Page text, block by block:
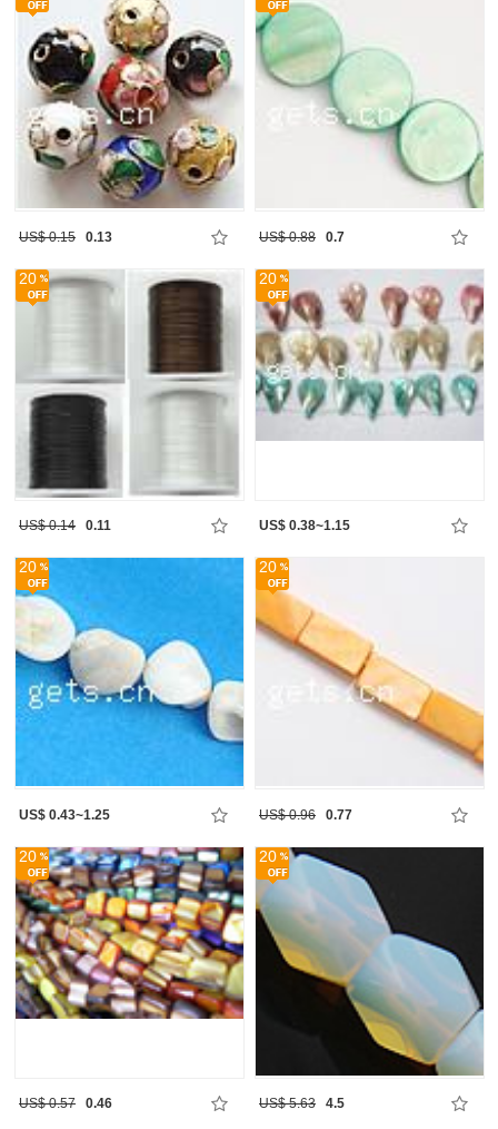
US$ 0.15 0.13 US$ 0.88 0.7
20
US$ 0.14 0.11
20
US$ 0.38~1.15
20
US$ 0.43~1.25
20
US$ 0.96 0.77
20
US$ 0.57 0.46
20
US$ 5.63 4.5